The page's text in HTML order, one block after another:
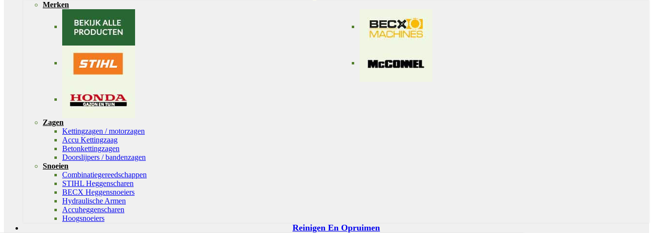
Merken
Zagen
Kettingzagen / motorzagen
Accu Kettingzaag
Betonkettingzagen
Doorslijpers / bandenzagen
Snoeien
Combinatiegereedschappen
STIHL Heggenscharen
BECX Heggensnoeiers
Hydraulische Armen
Accuheggenscharen
Hoogsnoeiers
Reinigen En Opruimen